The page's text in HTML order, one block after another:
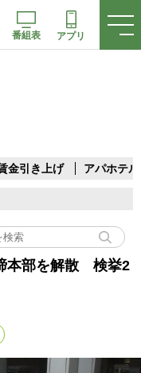
番組表 アプリ
金引き上げ アパホテル
本部を解散 検挙2